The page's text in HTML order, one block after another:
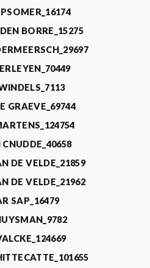
BORRE_15275
GRAEVE_69744
DE VELDE_21859
DE VELDE_21962
SAP_16479